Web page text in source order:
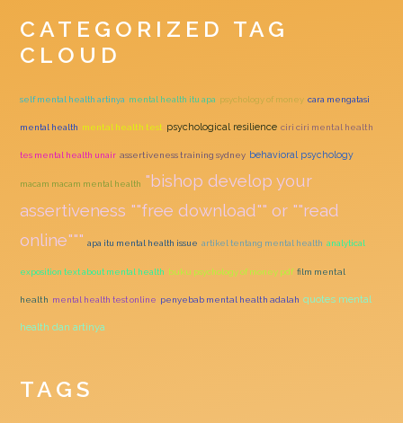
CATEGORIZED TAG
CLOUD
self mental health artinya mental health itu apa psychology of money cara mengatasi
mental health mental health test psychological resilience ciri ciri mental health
tes mental health unair assertiveness training sydney behavioral psychology
macam macam mental health "bishop develop your
assertiveness ""free download"" or ""read
online""" apa itu mental health issue artikel tentang mental health analytical
exposition text about mental health buku psychology of money pdf film mental
health mental health test online penyebab mental health adalah quotes mental
health dan artinya
TAGS